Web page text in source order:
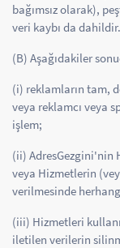
bağımsız olarak),
veri kaybı da dahildir.
(B) Aşağıdakiler
(i) reklamların tam,
veya reklamcı veya
işlem;
(ii) AdresGezgini'nin
veya Hizmetlerin
verilmesinde
(iii) Hizmetleri
iletilen verilerin